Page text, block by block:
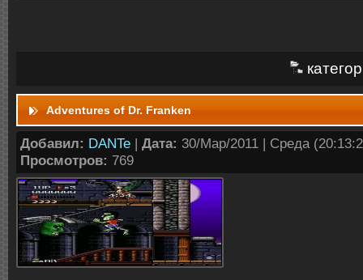
Adventures of Dr. Franken
Добавил: DANTe | Дата: 30/Мар/2011 | Среда
Просмотров: 769